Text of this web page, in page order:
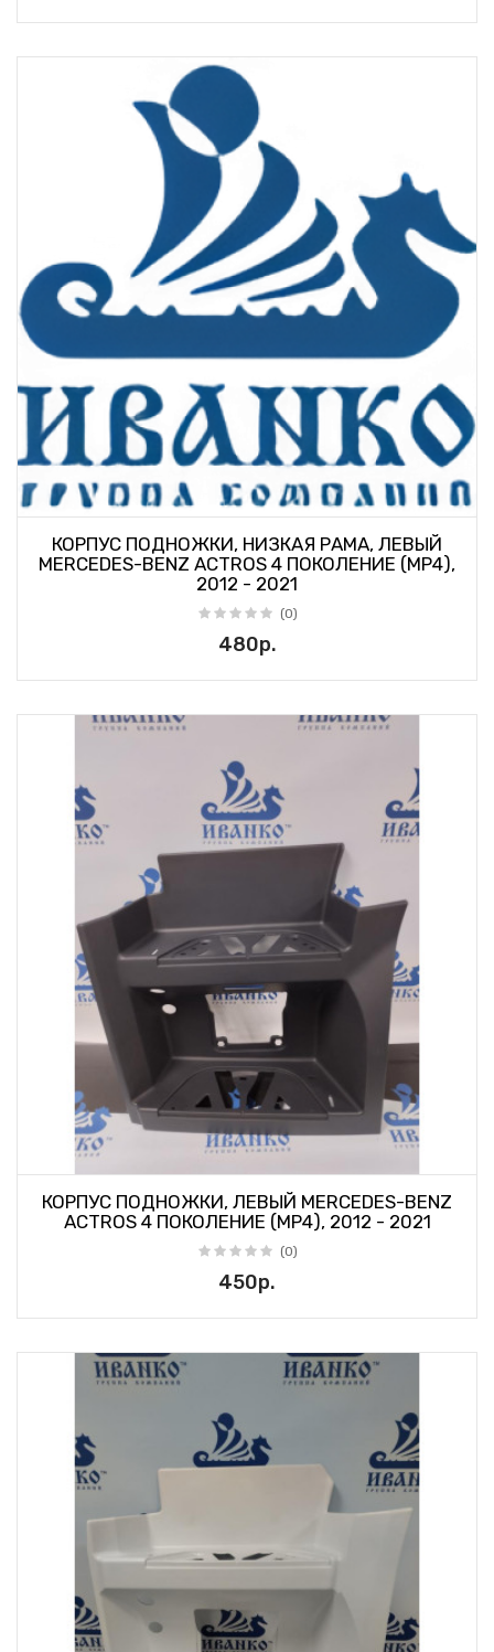
КОРПУС ПОДНОЖКИ, НИЗКАЯ РАМА, ЛЕВЫЙ
MERCEDES-BENZ ACTROS 4 ПОКОЛЕНИЕ (MP4),
2012 - 2021
(0)
480р.
КОРПУС ПОДНОЖКИ, ЛЕВЫЙ MERCEDES-BENZ
ACTROS 4 ПОКОЛЕНИЕ (MP4), 2012 - 2021
(0)
450р.